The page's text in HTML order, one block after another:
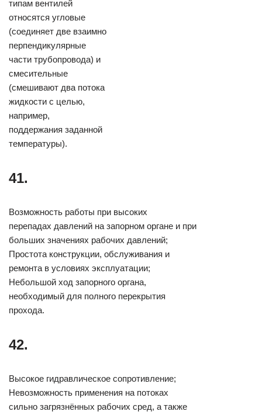
типам вентилей
относятся угловые
(соединяет две взаимно
перпендикулярные
части трубопровода) и
смесительные
(смешивают два потока
жидкости с целью,
например,
поддержания заданной
температуры).
41.
Возможность работы при высоких
перепадах давлений на запорном органе и при
больших значениях рабочих давлений;
Простота конструкции, обслуживания и
ремонта в условиях эксплуатации;
Небольшой ход запорного органа,
необходимый для полного перекрытия
прохода.
42.
Высокое гидравлическое сопротивление;
Невозможность применения на потоках
сильно загрязнённых рабочих сред, а также